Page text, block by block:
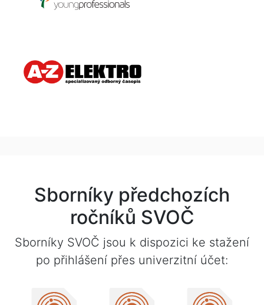
Sborníky předchozích
ročníků SVOČ
Sborníky SVOČ jsou k dispozici ke stažení
po přihlášení přes univerzitní účet: